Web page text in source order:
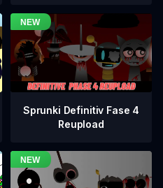
Sprunki Definitiv Fase 4
Reupload